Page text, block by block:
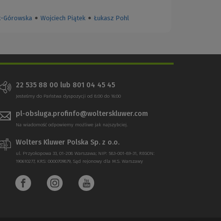
Górowska ● Wojciech Piątek ● Łukasz Pohl
22 535 88 00 lub 801 04 45 45
Jesteśmy do Państwa dyspozycji od 8:00 do 16:00
pl-obsluga.profinfo@wolterskluwer.com
Na wiadomość odpowiemy możliwe jak najszybciej.
Wolters Kluwer Polska Sp. z o.o.
ul. Przyokopowa 33, 01-208 Warszawa; NIP: 583-001-89-31, REGON:
190610277, KRS: 0000709879, Sąd rejonowy dla M.S. Warszawy